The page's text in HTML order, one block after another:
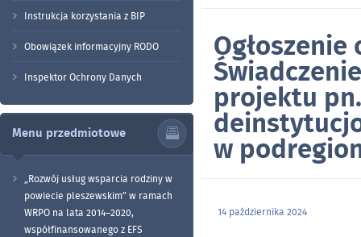
Instrukcja korzystania z BIP
Obowiązek informacyjny RODO
Inspektor Ochrony Danych
Menu przedmiotowe
„Rozwój usług wsparcia rodziny w
powiecie pleszewskim” w ramach
WRPO na lata 2014–2020,
współfinansowanego z EFS
projektu
w
14 października 2024